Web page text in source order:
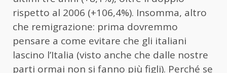
rispetto al 2006 (+106,4%). Insomma, altro
che remigrazione: prima dovremmo
pensare a come evitare che gli italiani
lascino l’Italia (visto anche che dalle nostre
parti ormai non si fanno più figli). Perché se